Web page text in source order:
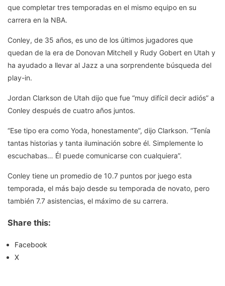
que completar tres temporadas en el mismo equipo en su
carrera en la NBA.
Conley, de 35 años, es uno de los últimos jugadores que
quedan de la era de Donovan Mitchell y Rudy Gobert en Utah y
ha ayudado a llevar al Jazz a una sorprendente búsqueda del
play-in.
Jordan Clarkson de Utah dijo que fue “muy difícil decir adiós” a
Conley después de cuatro años juntos.
“Ese tipo era como Yoda, honestamente”, dijo Clarkson. “Tenía
tantas historias y tanta iluminación sobre él. Simplemente lo
escuchabas… Él puede comunicarse con cualquiera”.
Conley tiene un promedio de 10.7 puntos por juego esta
temporada, el más bajo desde su temporada de novato, pero
también 7.7 asistencias, el máximo de su carrera.
Share this:
Facebook
X